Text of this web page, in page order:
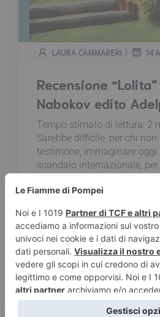
LAURA CAMMARERI | 14
Recensione
Nabokov edito
Tempo stimato di lettura: 2
Sarebbe difficile, per chi non
testimone, immaginare
scandalo internazionale,
nel 1955. E tale è l’abitudine
inevitabilmente sprovvisto
qualità letteraria, tanta era
dell’opera di Nabokov che
quel che oggi è
di tutti...
Leggi tutto